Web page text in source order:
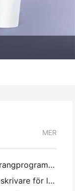
MER
Hur man väljer rätt restaurangprogramvara för din lilla eller medelstora restaurang
Behöver du en bärbar A4-skrivare för lagerfakturor? Vad faktiskt fungerar